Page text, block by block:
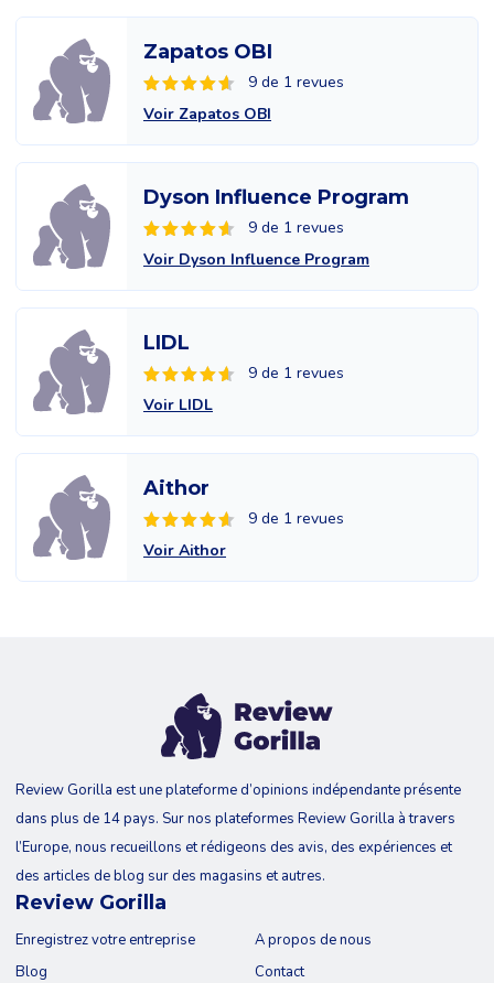
Zapatos OBI
9 de 1 revues
Voir Zapatos OBI
Dyson Influence Program
9 de 1 revues
Voir Dyson Influence Program
LIDL
9 de 1 revues
Voir LIDL
Aithor
9 de 1 revues
Voir Aithor
Review Gorilla est une plateforme d’opinions indépendante présente
dans plus de 14 pays. Sur nos plateformes Review Gorilla à travers
l’Europe, nous recueillons et rédigeons des avis, des expériences et
des articles de blog sur des magasins et autres.
Review Gorilla
Enregistrez votre entreprise
Blog
A propos de nous
Contact